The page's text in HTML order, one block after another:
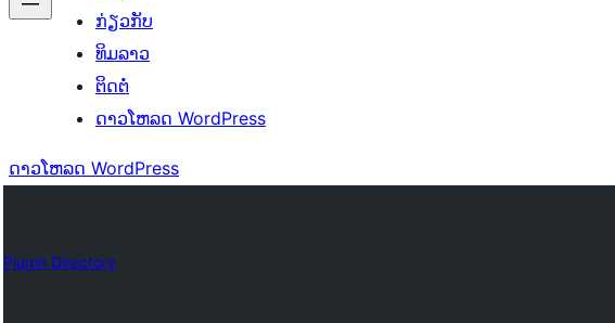
ກ່ຽວກັບ
ທິມລາວ
ຕິດຕໍ່
ດາວໂຫລດ WordPress
ດາວໂຫລດ WordPress
Plugin Directory